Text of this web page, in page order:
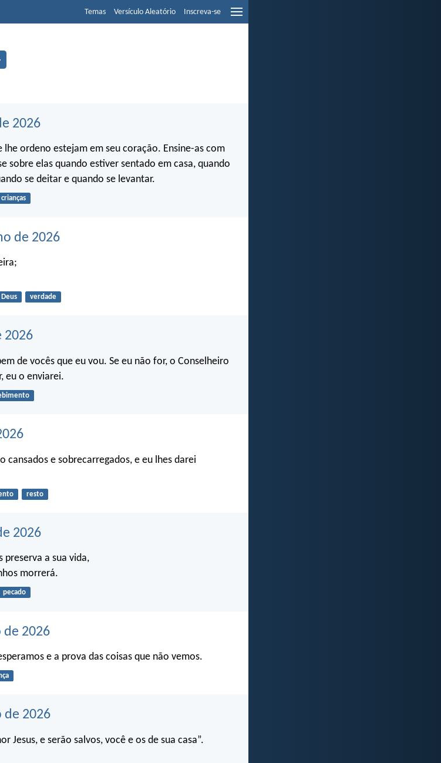
Temas Versículo Aleatório Inscreva-se
2026
lhe ordeno estejam em seu coração. Ensine-as com
sobre elas quando estiver sentado em casa, quando
se deitar e quando se levantar.
crianças
de 2026
Deus verdade
2026
de vocês que eu vou. Se eu não for, o Conselheiro
eu o enviarei.
cansados e sobrecarregados, e eu lhes darei
resto
2026
preserva a sua vida,
morrerá.
pecado
2026
e a prova das coisas que não vemos.
de 2026
Jesus, e serão salvos, você e os de sua casa”.